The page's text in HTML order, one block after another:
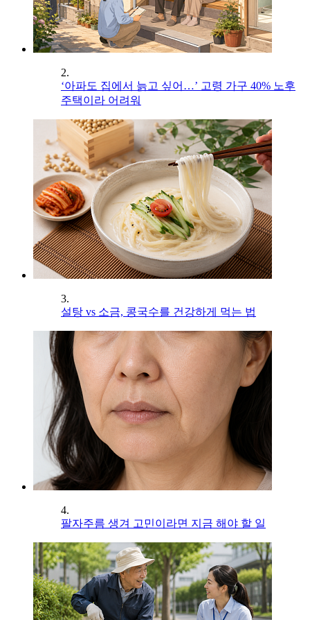
2.
‘아파도 집에서 늙고 싶어…’ 고령 가구 40% 노후
주택이라 어려워
3.
설탕 vs 소금, 콩국수를 건강하게 먹는 법
4.
팔자주름 생겨 고민이라면 지금 해야 할 일